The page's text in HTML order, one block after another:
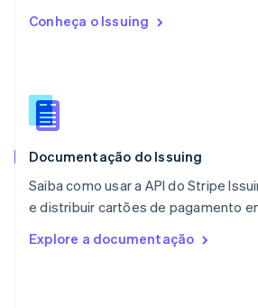
Conheça o Issuing
Documentação do Issuing
Saiba como usar a API do Stripe
e distribuir cartões de pagamento
Explore a documentação
NederlandsEnglish
Português
RAE de Hong Kong, China
Reino Unido
República Tcheca
English
English